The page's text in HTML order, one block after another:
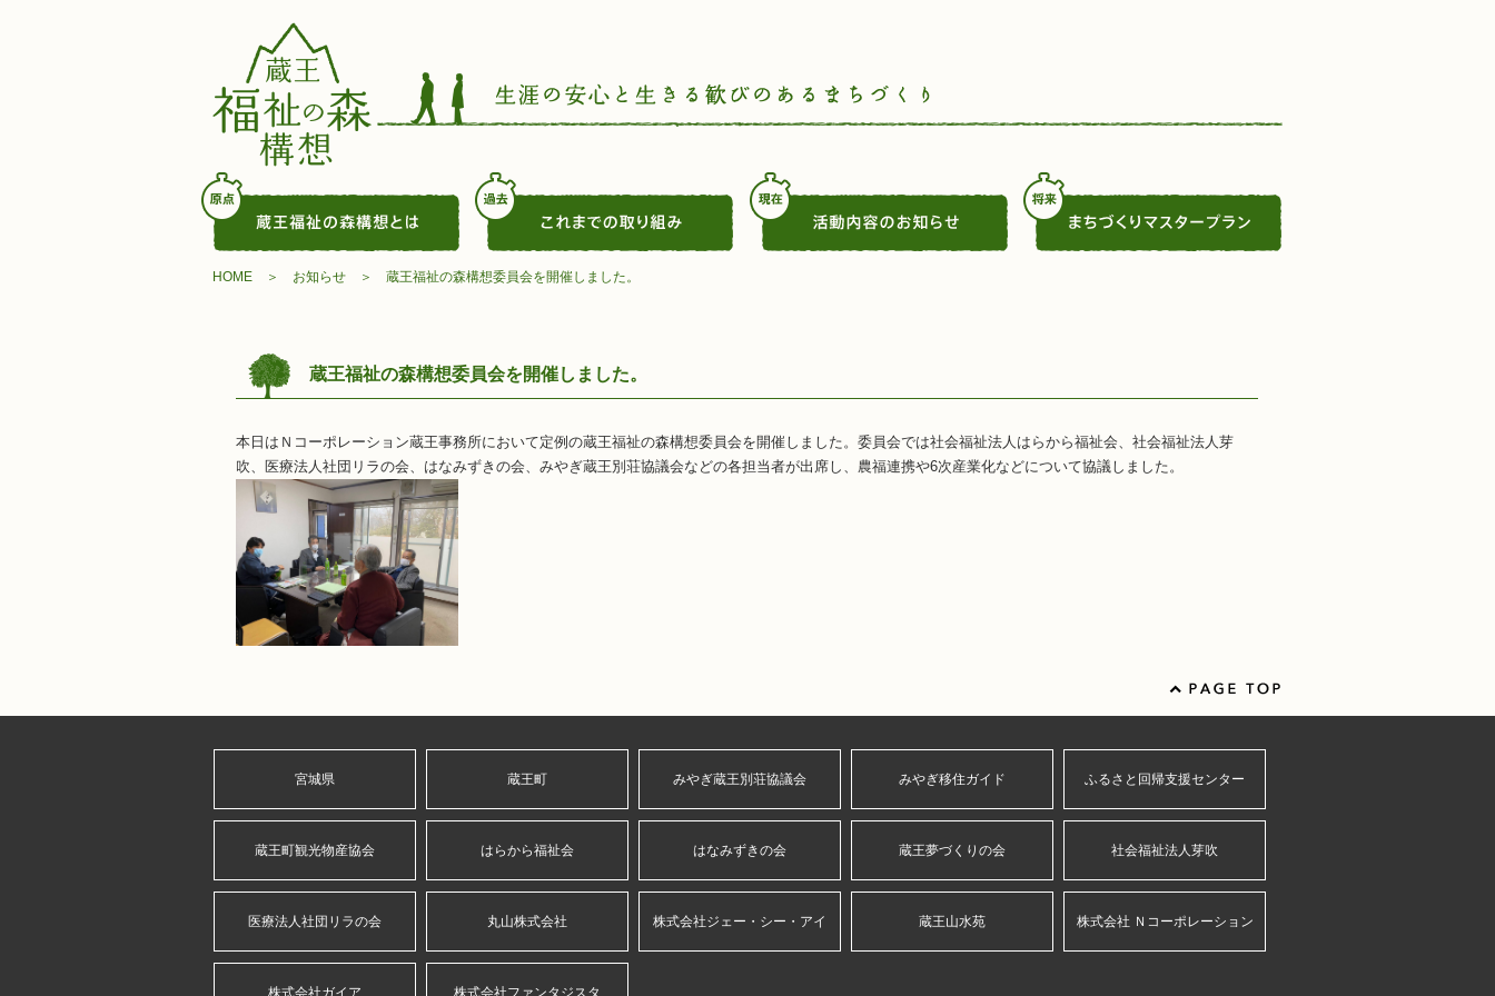
HOME お知らせ 蔵王福祉の森構想委員会を開催しました。
蔵王福祉の森構想委員会を開催しました。
本日はＮコーポレーション蔵王事務所において定例の蔵王福祉の森構想委員会を開催しました。委員会では社会福祉法人はらから福祉会、社会福祉法人芽
吹、医療法人社団リラの会、はなみずきの会、みやぎ蔵王別荘協議会などの各担当者が出席し、農福連携や6次産業化などについて協議しました。
宮城県 蔵王町 みやぎ蔵王別荘協議会 みやぎ移住ガイド ふるさと回帰支援センター
蔵王町観光物産協会 はらから福祉会 はなみずきの会 蔵王夢づくりの会 社会福祉法人芽吹
医療法人社団リラの会 丸山株式会社 株式会社ジェー・シー・アイ 蔵王山水苑 株式会社 Ｎコーポレーション
株式会社ガイア 株式会社ファンタジスタ